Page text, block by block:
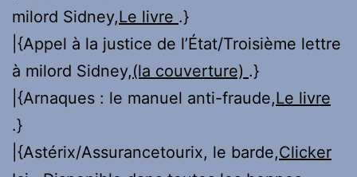
milord Sidney,Le livre .}
|{Appel à la justice de l’État/Troisième lettre
à milord Sidney,(la couverture) .}
|{Arnaques : le manuel anti-fraude,Le livre
.}
|{Astérix/Assurancetourix, le barde,Clicker